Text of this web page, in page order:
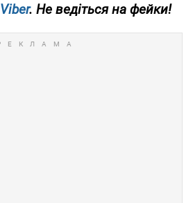
Viber. Не ведіться на фейки!